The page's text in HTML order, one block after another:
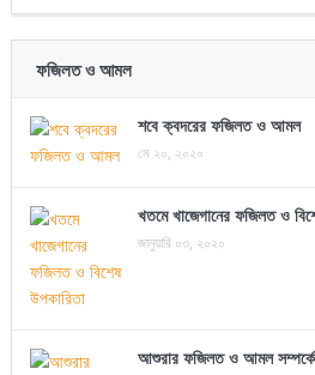
ফজিলত ও আমল
শবে ক্বদরের ফজিলত ও আমল
মে ২০, ২০২০
খতমে খাজেগানের ফজিলত ও
জানুয়ারি ০৩, ২০২০
আশুরার ফজিলত ও আমল সম্পর্কে